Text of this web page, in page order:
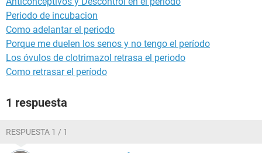
Periodo de incubacion
Como adelantar el periodo
Porque me duelen los senos y no tengo el período
Los óvulos de clotrimazol retrasa el periodo
Como retrasar el período
1 respuesta
RESPUESTA 1 / 1